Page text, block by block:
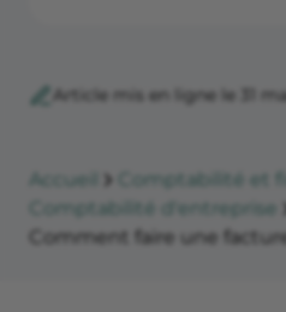
Article mis en ligne le 31 mai
Accueil
Comptabilité et
Comptabilité d'entreprise
Comment faire une facture